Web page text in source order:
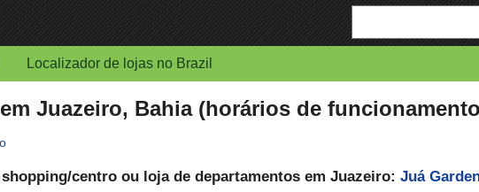
Enter
your
search
Localizador de lojas no Brazil
Juazeiro, Bahia (horários de
shopping/centro ou loja de departamentos em Juazeiro:Juá